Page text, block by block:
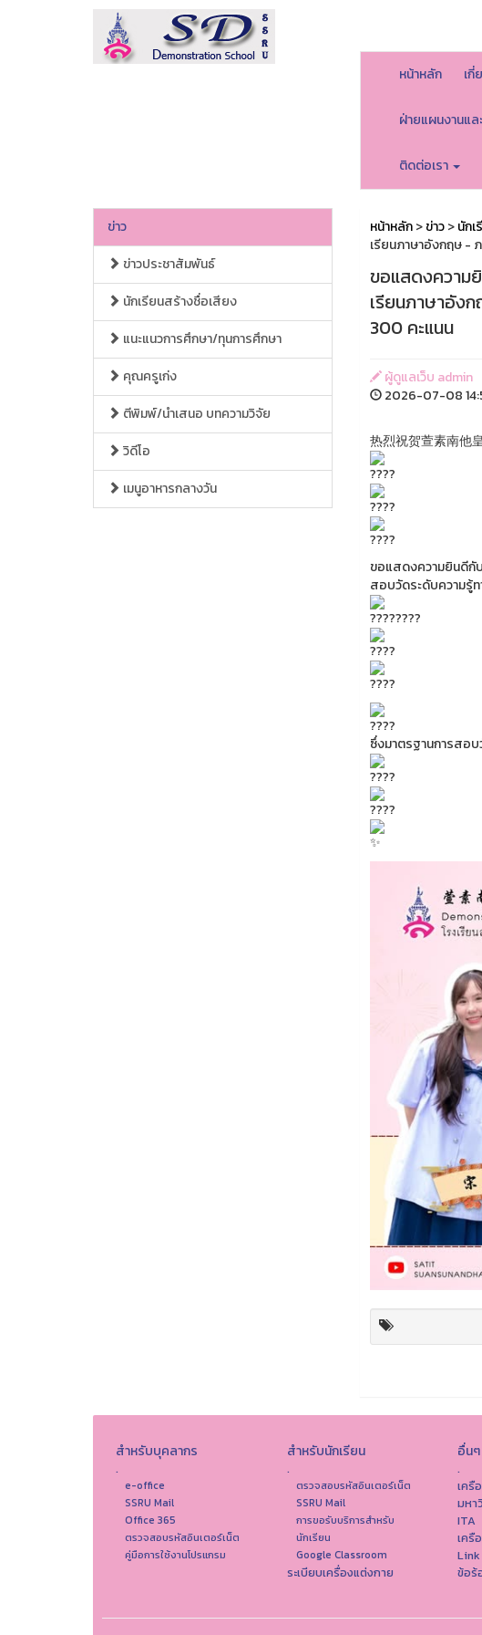
หน้าหลัก เกี่
ฝ่ายแผนงานแ
ติดต่อเรา
ข่าว
ข่าวประชาสัมพันธ์
นักเรียนสร้างชื่อเสียง
แนะแนวการศึกษา/ทุนการศึกษา
คุณครูเก่ง
ตีพิมพ์/นำเสนอ บทความวิจัย
วิดีโอ
เมนูอาหารกลางวัน
หน้าหลัก>ข่าว>นัก
เรียนภาษาอังกฤษ -
ขอแสดงความ
เรียนภาษาอัง
300 คะแนน
ผู้ดูแลเว็บ admin
2026-07-08
热烈祝贺萱素南他
ขอแสดงความยินดีกั
สอบวัดระดับความรู้ท
ซึ่งมาตรฐานการสอ
สำหรับบุคลากร
.
e-office
SSRU Mail
Office 365
ตรวจสอบรหัสอินเตอร์เน็ต
คู่มือการใช้งานโปรแกรม
สำหรับนักเรียน
.
ตรวจสอบรหัสอินเตอร์เน็ต
SSRU Mail
การขอรับบริการสำหรับ
นักเรียน
Google Classroom
ระเบียบเครื่องแต่งกาย
อื่นๆ
.
เครื
มหา
ITA
เครื
ข้อร้